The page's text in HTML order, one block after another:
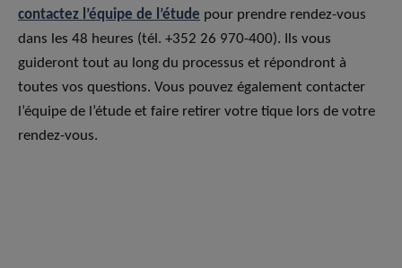
contactez l’équipe de l’étude pour prendre rendez-vous
dans les 48 heures (tél. +352 26 970-400). Ils vous
guideront tout au long du processus et répondront à
toutes vos questions. Vous pouvez également contacter
l’équipe de l’étude et faire retirer votre tique lors de votre
rendez-vous.